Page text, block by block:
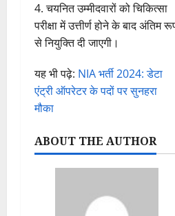
चयनित उम्मीदवारों को चिकित्सा
परीक्षा में उत्तीर्ण होने के बाद अंतिम
से नियुक्ति दी जाएगी।
यह भी पढ़े: NIA भर्ती 2024: डेटा
एंट्री ऑपरेटर के पदों पर सुनहरा
मौका
ABOUT THE AUTHOR